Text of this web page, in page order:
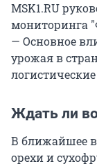
MSK1.RU
мониторинга "
— Основное
урожая в
Ждать ли
В ближайшее
орехи и